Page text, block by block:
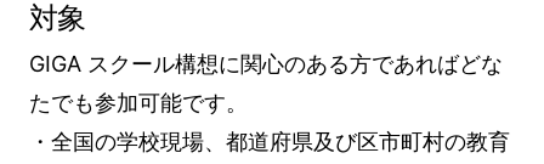
対象
GIGA スクール構想に関心のある方であればどな
たでも参加可能です。
・全国の学校現場、都道府県及び区市町村の教育